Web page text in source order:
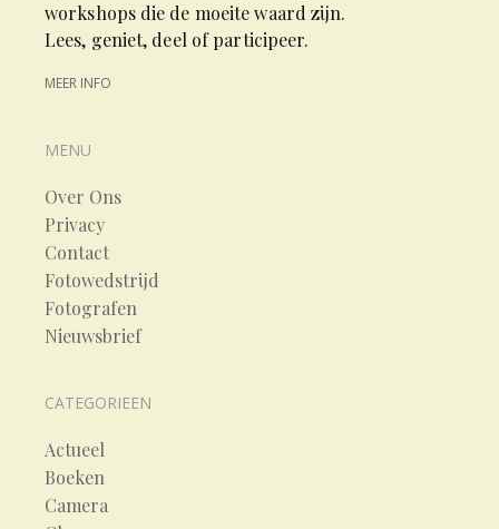
workshops die de moeite waard zijn.
Lees, geniet, deel of participeer.
MEER INFO
MENU
Over Ons
Privacy
Contact
Fotowedstrijd
Fotografen
Nieuwsbrief
CATEGORIEEN
Actueel
Boeken
Camera